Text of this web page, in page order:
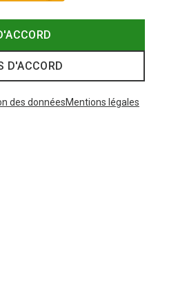
D'ACCORD
des donnéesMentions légales